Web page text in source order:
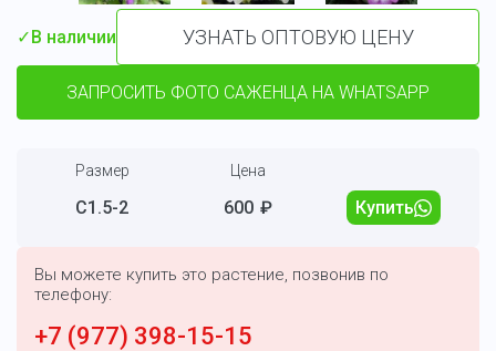
✓В наличии УЗНАТЬ ОПТОВУЮ ЦЕНУ
ЗАПРОСИТЬ ФОТО САЖЕНЦА НА WHATSAPP
Размер Цена
С1.5-2 600 ₽ Купить
Вы можете купить это растение, позвонив по
телефону:
+7 (977) 398-15-15